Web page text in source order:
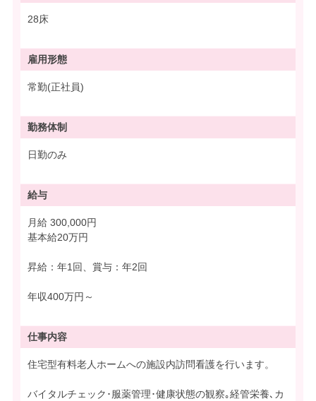
28床
雇用形態
常勤(正社員)
勤務体制
日勤のみ
給与
月給 300,000円
基本給20万円
昇給：年1回、賞与：年2回
年収400万円～
仕事内容
住宅型有料老人ホームへの施設内訪問看護を行います。
バイタルチェック･服薬管理･健康状態の観察｡経管栄養､カ